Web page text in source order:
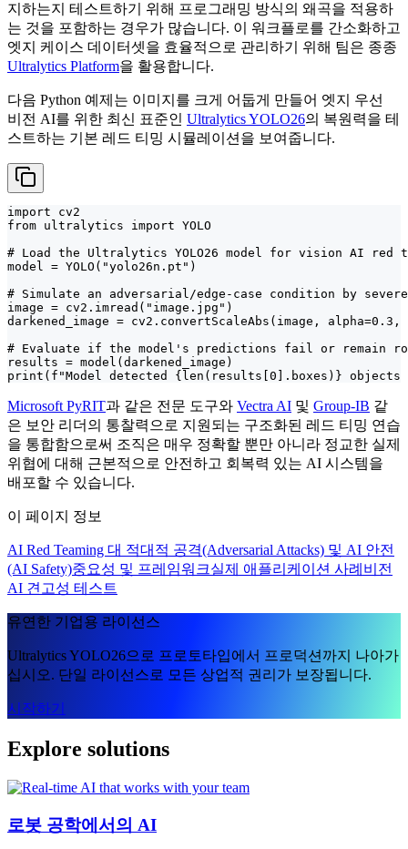
지하는지 테스트하기 위해 프로그래밍 방식의 왜곡을 적용하
는 것을 포함하는 경우가 많습니다. 이 워크플로를 간소화하고
엣지 케이스 데이터셋을 효율적으로 관리하기 위해 팀은 종종
Ultralytics Platform을 활용합니다.
다음 Python 예제는 이미지를 크게 어둡게 만들어 엣지 우선
비전 AI를 위한 최신 표준인 Ultralytics YOLO26의 복원력을 테
스트하는 기본 레드 티밍 시뮬레이션을 보여줍니다.
import cv2
from ultralytics import YOLO
# Load the Ultralytics YOLO26 model for vision AI red
model = YOLO("yolo26n.pt")
# Simulate an adversarial/edge-case condition by
image = cv2.imread("image.jpg")
darkened_image = cv2.convertScaleAbs(image, alpha=0.3,
# Evaluate if the model's predictions fail or remain
results = model(darkened_image)
print(f"Model detected {len(results[0].boxes)}
Microsoft PyRIT과 같은 전문 도구와 Vectra AI 및 Group-IB 같
은 보안 리더의 통찰력으로 지원되는 구조화된 레드 티밍 연습
을 통합함으로써 조직은 매우 정확할 뿐만 아니라 정교한 실제
위협에 대해 근본적으로 안전하고 회복력 있는 AI 시스템을
배포할 수 있습니다.
이 페이지 정보
AI Red Teaming 대 적대적 공격(Adversarial Attacks) 및 AI 안전
(AI Safety)중요성 및 프레임워크실제 애플리케이션 사례 비전
AI 견고성 테스트
유연한 기업용 라이선스
Ultralytics YOLO26으로 프로토타입에서 프로덕션까지 나아가
십시오. 단일 라이선스로 모든 상업적 권리가 보장됩니다.
시작하기
Explore solutions
로봇 공학에서의 AI